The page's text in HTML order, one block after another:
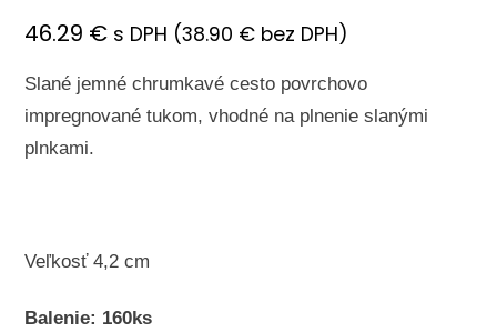
46.29 € s DPH (38.90 € bez DPH)
Slané jemné chrumkavé cesto povrchovo
impregnované tukom, vhodné na plnenie slanými
plnkami.
Veľkosť 4,2 cm
Balenie: 160ks